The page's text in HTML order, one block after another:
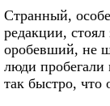
Странный,
редакции,
оробевший, не
люди
так быстро, что